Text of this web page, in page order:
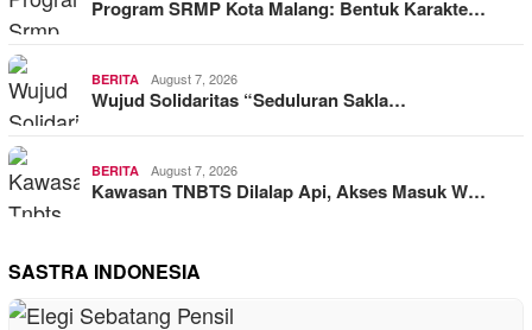
Program SRMP Kota Malang: Bentuk Karakte…
BERITA August 7, 2026
Wujud Solidaritas “Seduluran Sakla…
BERITA August 7, 2026
Kawasan TNBTS Dilalap Api, Akses Masuk W…
SASTRA INDONESIA